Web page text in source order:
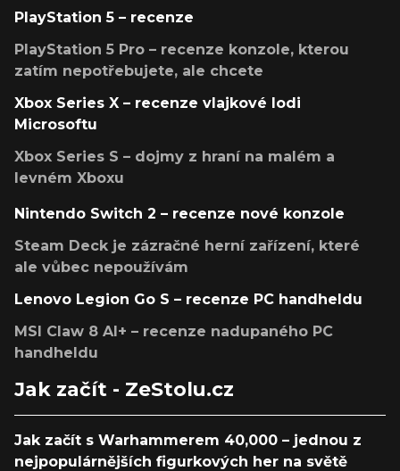
PlayStation 5 – recenze
PlayStation 5 Pro – recenze konzole, kterou
zatím nepotřebujete, ale chcete
Xbox Series X – recenze vlajkové lodi
Microsoftu
Xbox Series S – dojmy z hraní na malém a
levném Xboxu
Nintendo Switch 2 – recenze nové konzole
Steam Deck je zázračné herní zařízení, které
ale vůbec nepoužívám
Lenovo Legion Go S – recenze PC handheldu
MSI Claw 8 AI+ – recenze nadupaného PC
handheldu
Jak začít - ZeStolu.cz
Jak začít s Warhammerem 40,000 – jednou z
nejpopulárnějších figurkových her na světě